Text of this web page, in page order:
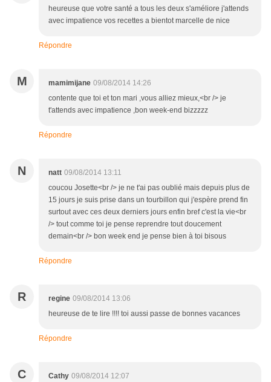
heureuse que votre santé a tous les deux s'améliore j'attends
avec impatience vos recettes a bientot marcelle de nice
Répondre
M mamimijane 09/08/2014 14:26
contente que toi et ton mari ,vous alliez mieux,<br /> je
t'attends avec impatience ,bon week-end bizzzzz
Répondre
N natt 09/08/2014 13:11
coucou Josette<br /> je ne t'ai pas oublié mais depuis plus de
15 jours je suis prise dans un tourbillon qui j'espère prend fin
surtout avec ces deux derniers jours enfin bref c'est la vie<br
/> tout comme toi je pense reprendre tout doucement
demain<br /> bon week end je pense bien à toi bisous
Répondre
R regine 09/08/2014 13:06
heureuse de te lire !!!! toi aussi passe de bonnes vacances
Répondre
C Cathy 09/08/2014 12:07